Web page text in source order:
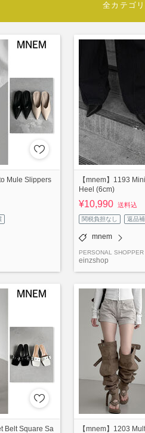
全カテゴ
Mule Slippers
【mnem】1193
Heel (6cm)
¥10,990 送料込
関税負担なし 返品
mnem
PERSONAL SHOPPER
einzshop
Belt Square Sa
【mnem】1203